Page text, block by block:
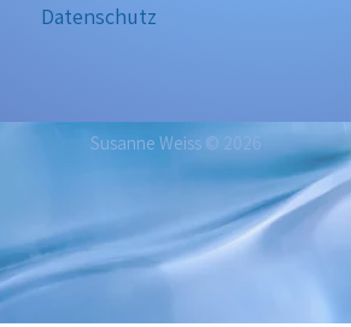
Datenschutz
Susanne Weiss © 2026